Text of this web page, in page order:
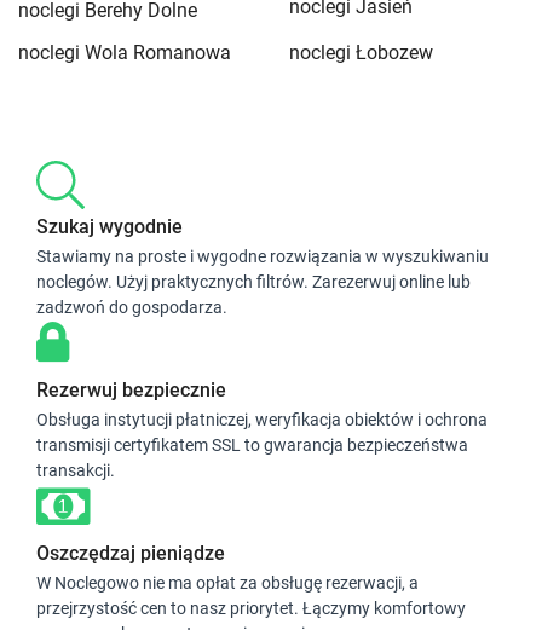
noclegi Berehy Dolne
noclegi Jasień
noclegi Wola Romanowa
noclegi Łobozew
Szukaj wygodnie
Stawiamy na proste i wygodne rozwiązania w wyszukiwaniu
noclegów. Użyj praktycznych filtrów. Zarezerwuj online lub
zadzwoń do gospodarza.
Rezerwuj bezpiecznie
Obsługa instytucji płatniczej, weryfikacja obiektów i ochrona
transmisji certyfikatem SSL to gwarancja bezpieczeństwa
transakcji.
Oszczędzaj pieniądze
W Noclegowo nie ma opłat za obsługę rezerwacji, a
przejrzystość cen to nasz priorytet. Łączymy komfortowy